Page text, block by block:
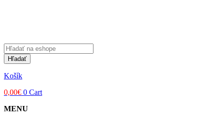
Products
search
Hľadať
Košík
0,00€ 0 Cart
MENU